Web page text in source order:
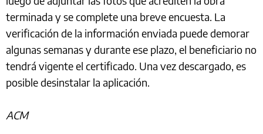
terminada y se complete una breve encuesta. La
verificación de la información enviada puede demorar
algunas semanas y durante ese plazo, el beneficiario no
tendrá vigente el certificado. Una vez descargado, es
posible desinstalar la aplicación.
ACM